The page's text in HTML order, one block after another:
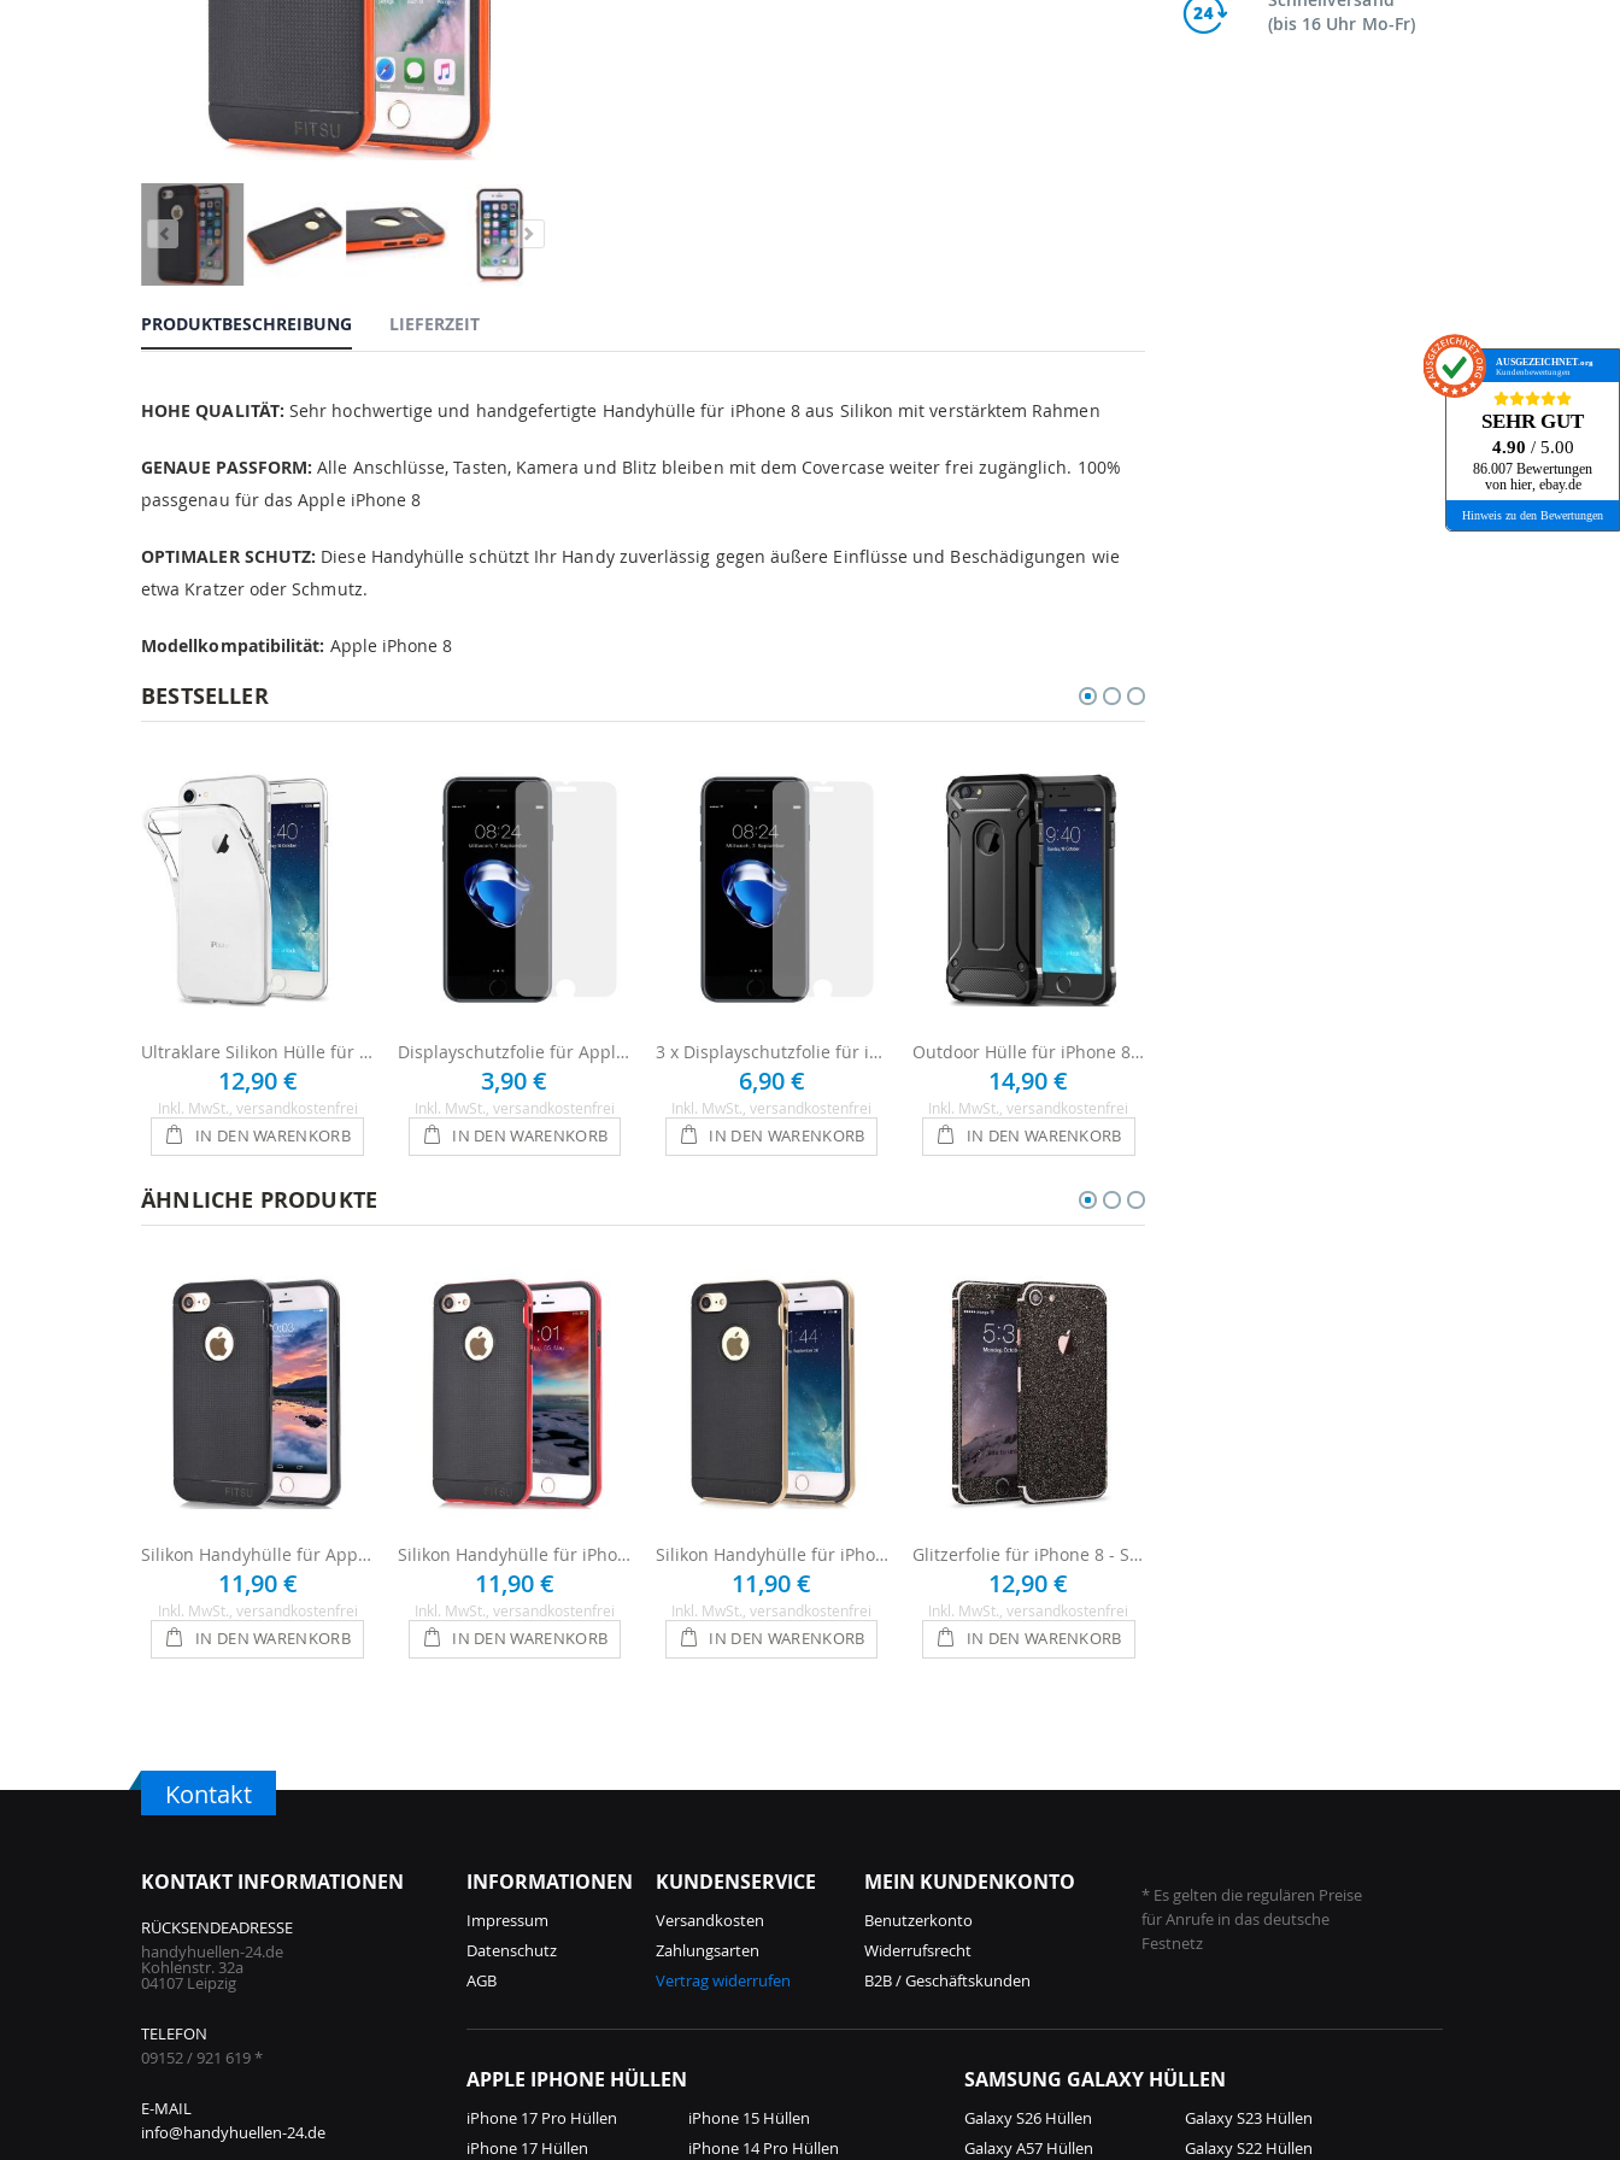
PRODUKTBESCHREIBUNG
HOHE QUALITÄT: Sehr hochwertige und handgefertigte Handyhülle für iPhone 8 aus Silikon mit verstärktem Rahmen
GENAUE PASSFORM: Alle Anschlüsse, Tasten, Kamera und Blitz bleiben mit dem Covercase weiter frei zugänglich. 100%
passgenau für das Apple iPhone 8
OPTIMALER SCHUTZ: Diese Handyhülle schützt Ihr Handy zuverlässig gegen äußere Einflüsse und Beschädigungen wie
etwa Kratzer oder Schmutz.
Modellkompatibilität: Apple iPhone 8
LIEFERZEIT
BESTSELLER
Ultraklare Silikon Hülle für iPhone 8 - Transparent
12,90 €
Inkl. MwSt. , versandkostenfrei
IN DEN WARENKORB
Displayschutzfolie für Apple iPhone 8 - Ultraklar
3,90 €
Inkl. MwSt. , versandkostenfrei
IN DEN WARENKORB
3 x Displayschutzfolie für iPhone 8
6,90 €
Inkl. MwSt. , versandkostenfrei
IN DEN WARENKORB
Outdoor Hülle für iPhone 8 - Schwarz
14,90 €
Inkl. MwSt. , versandkostenfrei
IN DEN WARENKORB
ÄHNLICHE PRODUKTE
Silikon Handyhülle für Apple iPhone 8 - Schwarz
11,90 €
Inkl. MwSt. , versandkostenfrei
IN DEN WARENKORB
Silikon Handyhülle für iPhone 8 - Schwarz / Rot
11,90 €
Inkl. MwSt. , versandkostenfrei
IN DEN WARENKORB
Silikon Handyhülle für iPhone 8 - Schwarz / Gold
11,90 €
Inkl. MwSt. , versandkostenfrei
IN DEN WARENKORB
Glitzerfolie für iPhone 8 - Schwarz
12,90 €
Inkl. MwSt. , versandkostenfrei
IN DEN WARENKORB
(bis 16 Uhr Mo-Fr)
Kontakt
KONTAKT INFORMATIONEN
RÜCKSENDEADRESSE
handyhuellen-24.de
Kohlenstr. 32a
04107 Leipzig
TELEFON
09152 / 921 619 *
E-MAIL
info@handyhuellen-24.de
INFORMATIONEN
Impressum
Datenschutz
AGB
KUNDENSERVICE
Versandkosten
Zahlungsarten
Vertrag widerrufen
MEIN KUNDENKONTO
Benutzerkonto
Widerrufsrecht
B2B / Geschäftskunden
* Es gelten die regulären Preise
für Anrufe in das deutsche
Festnetz
APPLE IPHONE HÜLLEN
iPhone 17 Pro Hüllen
iPhone 17 Hüllen
iPhone 15 Hüllen
iPhone 14 Pro Hüllen
SAMSUNG GALAXY HÜLLEN
Galaxy S26 Hüllen
Galaxy A57 Hüllen
Galaxy S23 Hüllen
Galaxy S22 Hüllen
AUSGEZEICHNET.org
Kundenbewertungen
SEHR GUT
4.90 / 5.00
86.007 Bewertungen
von hier, ebay.de
Hinweis zu den Bewertungen